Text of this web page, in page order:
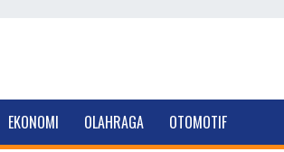
EKONOMI OLAHRAGA OTOMOTIF